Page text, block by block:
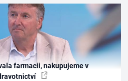
farmacii, nakupujeme v